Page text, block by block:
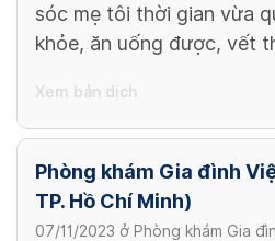
sóc mẹ tôi thời gian vừa
khỏe, ăn uống được, vết
Xem bản dịch
Phòng khám Gia đình
TP. Hồ Chí Minh)
07/11/2023 ở Phòng khám Gia